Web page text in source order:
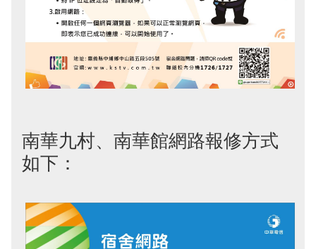
南華九村、南華館網路報修方式
如下：